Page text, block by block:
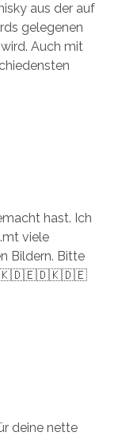
aus der auf
gelegenen
Auch mit
hast. Ich
viele
Bildern. Bitte
deine nette